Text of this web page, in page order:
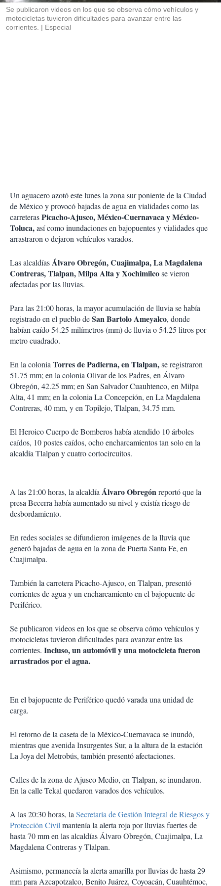
Se publicaron videos en los que se observa cómo vehículos y
motocicletas tuvieron dificultades para avanzar entre las
corrientes.
Especial
Un aguacero azotó este lunes la zona sur poniente de la Ciudad
de México y provocó bajadas de agua en vialidades como las
carreterasPicacho-Ajusco, México-Cuernavaca y México-
Toluca,así como inundaciones en bajopuentes y vialidades que
arrastraron o dejaron vehículos varados.
Las alcaldíasÁlvaro Obregón, Cuajimalpa, La Magdalena
Contreras, Tlalpan, Milpa Alta y Xochimilcose vieron
afectadas por las lluvias.
Para las 21:00 horas, la mayor acumulación de lluvia se había
registrado en el pueblo deSan Bartolo Ameyalco, donde
habían caído 54.25 milímetros (mm) de lluvia o 54.25 litros por
metro cuadrado.
En la coloniaTorres de Padierna, en Tlalpan,se registraron
51.75 mm; en la colonia Olivar de los Padres, en Álvaro
Obregón, 42.25 mm; en San Salvador Cuauhtenco, en Milpa
Alta, 41 mm; en la colonia La Concepción, en La Magdalena
Contreras, 40 mm, y en Topilejo, Tlalpan, 34.75 mm.
El Heroico Cuerpo de Bomberos había atendido 10 árboles
caídos, 10 postes caídos, ocho encharcamientos tan solo en la
alcaldía Tlalpan y cuatro cortocircuitos.
A las 21:00 horas, la alcaldíaÁlvaro Obregónreportó que la
presa Becerra había aumentado su nivel y existía riesgo de
desbordamiento.
En redes sociales se difundieron imágenes de la lluvia que
generó bajadas de agua en la zona de Puerta Santa Fe, en
Cuajimalpa.
También la carretera Picacho-Ajusco, en Tlalpan, presentó
corrientes de agua y un encharcamiento en el bajopuente de
Periférico.
Se publicaron videos en los que se observa cómo vehículos y
motocicletas tuvieron dificultades para avanzar entre las
corrientes. Incluso, un automóvil y una motocicleta fueron
arrastrados por el agua.
En el bajopuente de Periférico quedó varada una unidad de
carga.
El retorno de la caseta de la México-Cuernavaca se inundó,
mientras que avenida Insurgentes Sur, a la altura de la estación
La Joya del Metrobús, también presentó afectaciones.
Calles de la zona de Ajusco Medio, en Tlalpan, se inundaron.
En la calle Tekal quedaron varados dos vehículos.
A las 20:30 horas, laSecretaría de Gestión Integral de Riesgos y
Protección Civilmantenía la alerta roja por lluvias fuertes de
hasta 70 mm en las alcaldías Álvaro Obregón, Cuajimalpa, La
Magdalena Contreras y Tlalpan.
Asimismo, permanecía la alerta amarilla por lluvias de hasta 29
mm para Azcapotzalco, Benito Juárez, Coyoacán, Cuauhtémoc,